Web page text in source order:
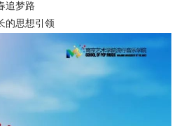
追梦路
的思想引领